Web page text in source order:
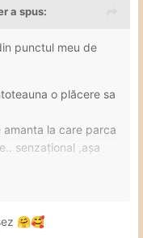
a spus:
punctul meu de
o plăcere sa
la care parca
senzațional ,așa
te simți altcumva
🤗🥰